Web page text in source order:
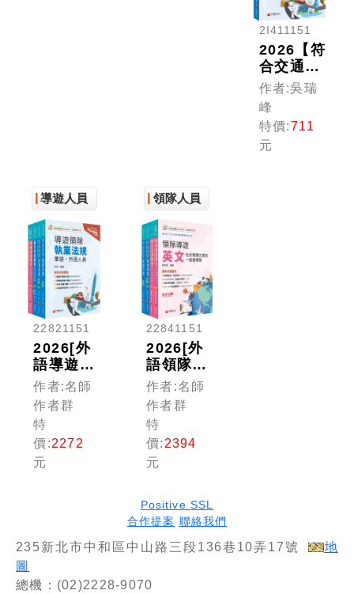
2I411151
2026【符
合交通部
公告最新
考試大
綱】導遊
領隊執業
實務[五
作者:吳瑞
峰
特價:711
元
導遊人員
22821151
2026[外
語導遊]
領隊導遊
人員課文
版套書：
內含因應
各類考試
題型，迅
作者:名師
作者群
特
價:2272
元
領隊人員
22841151
2026[外
語領隊]
領隊導遊
人員課文
版套書：
全面收錄
重點，以
最短時間
必考關
鍵！
作者:名師
作者群
特
價: 2394
元
Positive SSL
合作提案 聯絡我們
235新北市中和區中山路三段136巷10弄17號
地
圖
總機：(02)2228-9070